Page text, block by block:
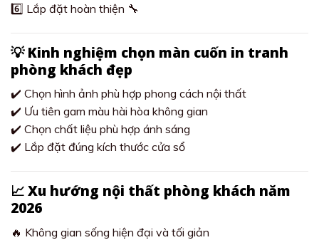
6️⃣ Lắp đặt hoàn thiện 🔧
💡 Kinh nghiệm chọn màn cuốn in tranh
phòng khách đẹp
✔️ Chọn hình ảnh phù hợp phong cách nội thất
✔️ Ưu tiên gam màu hài hòa không gian
✔️ Chọn chất liệu phù hợp ánh sáng
✔️ Lắp đặt đúng kích thước cửa sổ
📈 Xu hướng nội thất phòng khách năm
2026
🔥 Không gian sống hiện đại và tối giản